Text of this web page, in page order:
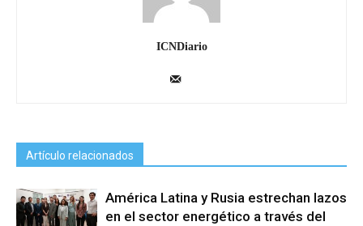
ICNDiario
Artículo relacionados
América Latina y Rusia estrechan lazos
en el sector energético a través del